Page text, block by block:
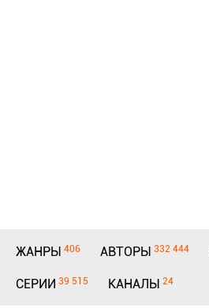
ЖАНРЫ 406 АВТОРЫ 332 444
СЕРИИ 39 515 КАНАЛЫ 24